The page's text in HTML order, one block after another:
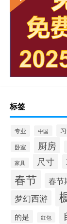
标签
专业 中国
卧室 厨房
家具 尺寸
春节 春节
梦幻西游
的是 红包